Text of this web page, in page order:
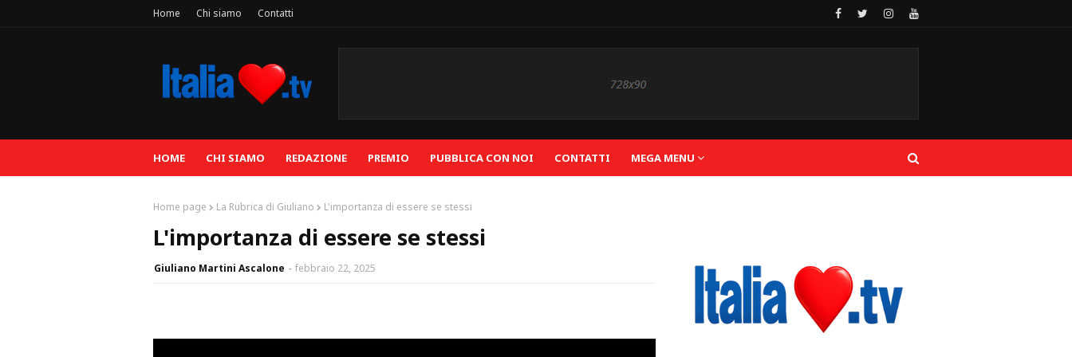
Home Chi siamo Contatti
HOME CHI SIAMO REDAZIONE PREMIO PUBBLICA CON NOI CONTATTI MEGA MENU
Home page La Rubrica di Giuliano L'importanza di essere se stessi
L'importanza di essere se stessi
Giuliano Martini Ascalone febbraio 22, 2025